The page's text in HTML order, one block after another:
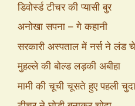
डिवोर्स्ड टीचर की प्यासी बुर
अनोखा सपना – गे कहानी
सरकारी अस्पताल में नर्स ने लंड
मुहल्ले की बोल्ड लड़की अबीहा
मामी की चूची चूसते हुए पहली